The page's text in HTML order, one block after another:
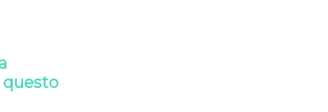
questo